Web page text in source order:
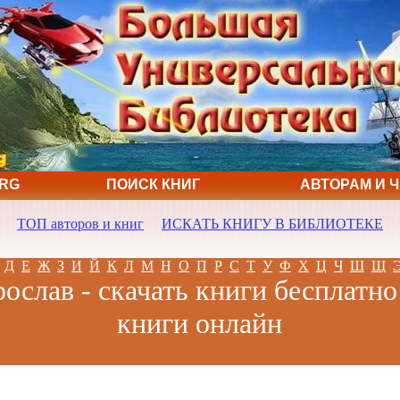
ПОИСК КНИГ АВТОРАМ И
ТОП авторов и книг ИСКАТЬ КНИГУ В БИБЛИОТЕКЕ
Д Е Ж З И Й К Л М Н О П Р С Т У Ф Х Ц Ч Ш Щ
- скачать книги
книги онлайн